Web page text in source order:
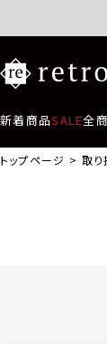
新着商品SALE全
トップページ 取り